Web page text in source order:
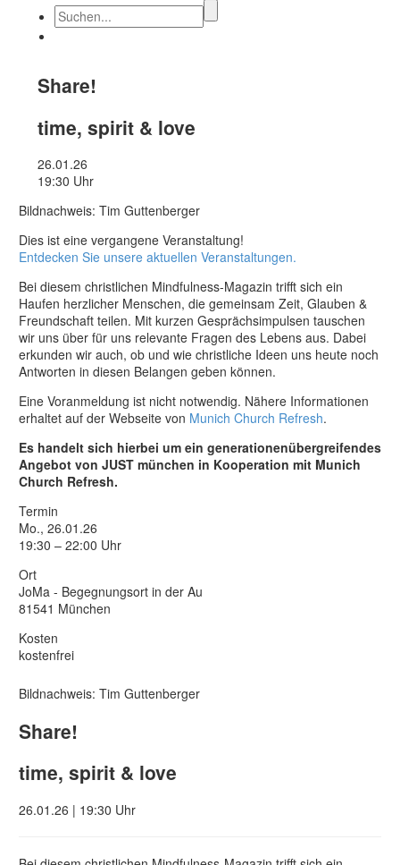
Share!
time, spirit & love
26.01.26
19:30 Uhr
Bildnachweis: Tim Guttenberger
Dies ist eine vergangene Veranstaltung!
Entdecken Sie unsere aktuellen Veranstaltungen.
Bei diesem christlichen Mindfulness-Magazin trifft sich ein
Haufen herzlicher Menschen, die gemeinsam Zeit, Glauben &
Freundschaft teilen. Mit kurzen Gesprächsimpulsen tauschen
wir uns über für uns relevante Fragen des Lebens aus. Dabei
erkunden wir auch, ob und wie christliche Ideen uns heute noch
Antworten in diesen Belangen geben können.
Eine Voranmeldung ist nicht notwendig. Nähere Informationen
erhaltet auf der Webseite von Munich Church Refresh.
Es handelt sich hierbei um ein generationenübergreifendes
Angebot von JUST münchen in Kooperation mit Munich
Church Refresh.
Termin
Mo., 26.01.26
19:30 – 22:00 Uhr
Ort
JoMa - Begegnungsort in der Au
81541 München
Kosten
kostenfrei
Bildnachweis: Tim Guttenberger
Share!
time, spirit & love
26.01.26 | 19:30 Uhr